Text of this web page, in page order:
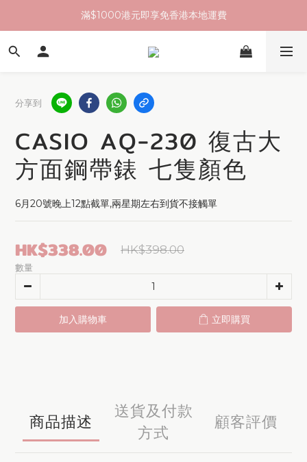
滿$1000港元即享免香港本地運費
分享到
CASIO AQ-230 復古大
方面鋼帶錶 七隻顏色
6月20號晚上12點截單,兩星期左右到貨不接觸單
HK$338.00 HK$398.00
數量
加入購物車 立即購買
商品描述
送貨及付款
方式
顧客評價